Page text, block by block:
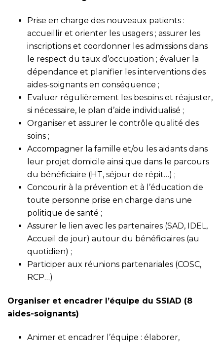
Prise en charge des nouveaux patients :
accueillir et orienter les usagers ; assurer les
inscriptions et coordonner les admissions dans
le respect du taux d’occupation ; évaluer la
dépendance et planifier les interventions des
aides-soignants en conséquence ;
Evaluer régulièrement les besoins et réajuster,
si nécessaire, le plan d’aide individualisé ;
Organiser et assurer le contrôle qualité des
soins ;
Accompagner la famille et/ou les aidants dans
leur projet domicile ainsi que dans le parcours
du bénéficiaire (HT, séjour de répit…) ;
Concourir à la prévention et à l’éducation de
toute personne prise en charge dans une
politique de santé ;
Assurer le lien avec les partenaires (SAD, IDEL,
Accueil de jour) autour du bénéficiaires (au
quotidien) ;
Participer aux réunions partenariales (COSC,
RCP…)
Organiser et encadrer l’équipe du SSIAD (8
aides-soignants)
Animer et encadrer l’équipe : élaborer,